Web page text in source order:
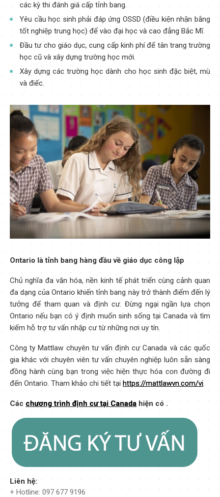
các kỳ thi đánh giá cấp tỉnh bang.
Yêu cầu học sinh phải đáp ứng OSSD (điều kiện nhận bằng
tốt nghiệp trung học) để vào đại học và cao đẳng Bắc Mĩ.
Đầu tư cho giáo dục, cung cấp kinh phí để tân trang trường
học cũ và xây dựng trường học mới.
Xây dựng các trường học dành cho học sinh đặc biệt, mù
và điếc.
Ontario là tỉnh bang hàng đầu về giáo dục công lập
Chủ nghĩa đa văn hóa, nền kinh tế phát triển cùng cảnh quan
đa dạng của Ontario khiến tỉnh bang này trở thành điểm đến lý
tưởng để tham quan và định cư. Đừng ngại ngần lựa chọn
Ontario nếu bạn có ý định muốn sinh sống tại Canada và tìm
kiếm hỗ trợ tư vấn nhập cư từ những nơi uy tín.
Công ty Mattlaw chuyên tư vấn định cư Canada và các quốc
gia khác với chuyên viên tư vấn chuyên nghiệp luôn sẵn sàng
đồng hành cùng bạn trong việc hiện thực hóa con đường đi
đến Ontario. Tham khảo chi tiết tại https://mattlawvn.com/vi.
Các chương trình định cư tại Canada hiện có .
Liên hệ:
+ Hotline: 097 677 9196